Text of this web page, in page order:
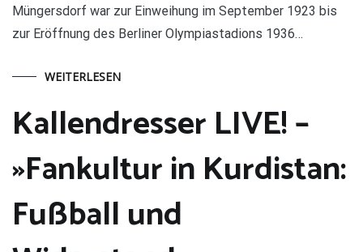
Müngersdorf war zur Einweihung im September 1923 bis
zur Eröffnung des Berliner Olympiastadions 1936…
WEITERLESEN
Kallendresser LIVE! –
»Fankultur in Kurdistan:
Fußball und